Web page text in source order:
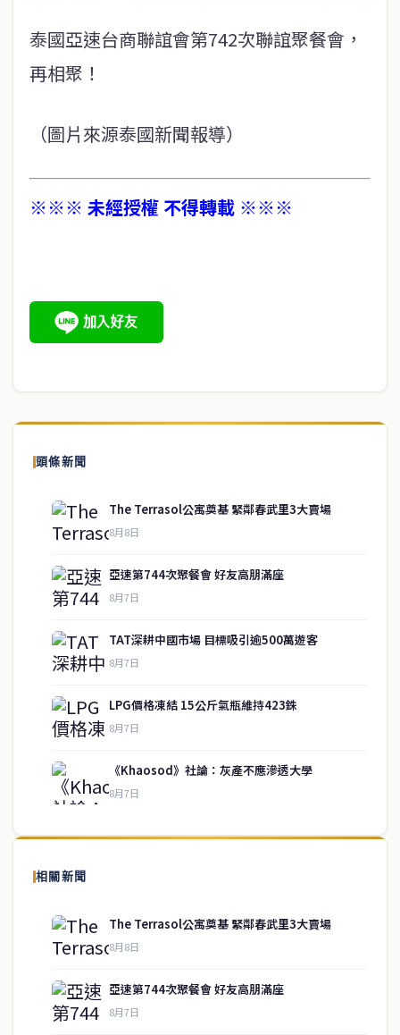
泰國亞速台商聯誼會第742次聯誼聚餐會，
再相聚！
（圖片來源泰國新聞報導）
※※※ 未經授權 不得轉載 ※※※
頭條新聞
The Terrasol公寓奠基 緊鄰春武里3大賣場
8月8日
亞速第744次聚餐會 好友高朋滿座
8月7日
TAT深耕中國市場 目標吸引逾500萬遊客
8月7日
LPG價格凍結 15公斤氣瓶維持423銖
8月7日
《Khaosod》社論：灰產不應滲透大學
8月7日
相關新聞
The Terrasol公寓奠基 緊鄰春武里3大賣場
8月8日
亞速第744次聚餐會 好友高朋滿座
8月7日
關於我們
泰國中文新聞（TCN）是一家總部設於曼谷的中文新聞媒體，致力於
供即時、客觀、多元的中文新聞內容。
service@thaichinesenews.com